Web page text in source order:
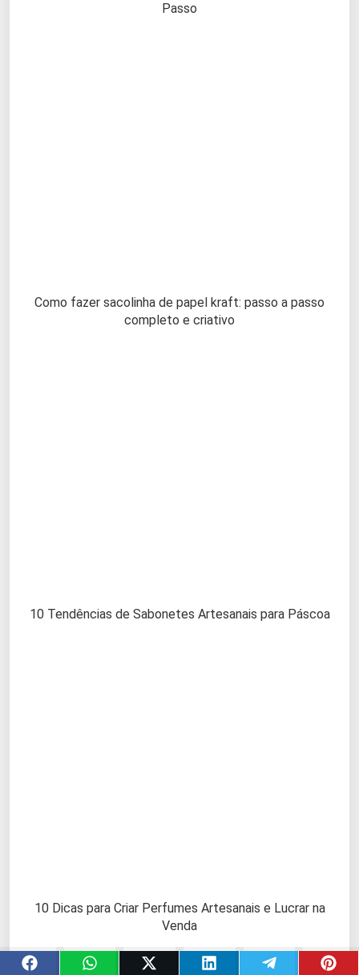
Passo
Como fazer sacolinha de papel kraft: passo a passo
completo e criativo
10 Tendências de Sabonetes Artesanais para Páscoa
10 Dicas para Criar Perfumes Artesanais e Lucrar na
Venda